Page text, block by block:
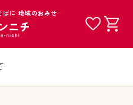
ばに 地域のおみせ